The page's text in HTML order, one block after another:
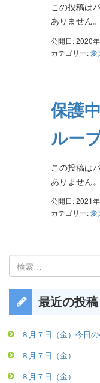
この投稿は
ありません。
公開日: 2020
カテゴリー:愛
保護
ルー
この投稿は
ありません。
公開日: 2021
カテゴリー:愛
検
索:
最近の投稿
８月７日（金）今日
８月７日（金）
８月７日（金）